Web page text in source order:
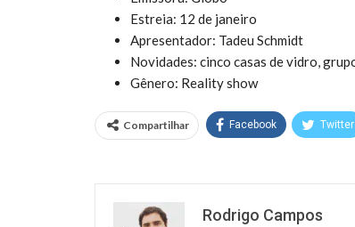
Estreia: 12 de janeiro
Apresentador: Tadeu Schmidt
Novidades: cinco casas de vidro,
Gênero: Reality show
Compartilhar Facebook Twitter
Rodrigo Campos